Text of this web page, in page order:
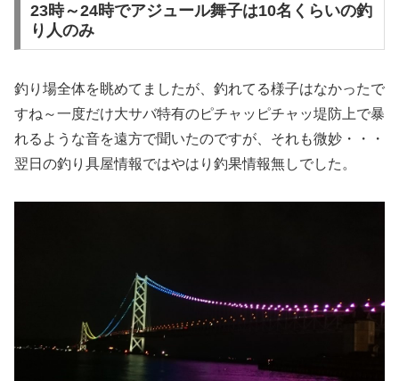
23時～24時でアジュール舞子は10名くらいの釣
り人のみ
釣り場全体を眺めてましたが、釣れてる様子はなかったで
すね～一度だけ大サバ特有のピチャッピチャッ堤防上で暴
れるような音を遠方で聞いたのですが、それも微妙・・・
翌日の釣り具屋情報ではやはり釣果情報無しでした。